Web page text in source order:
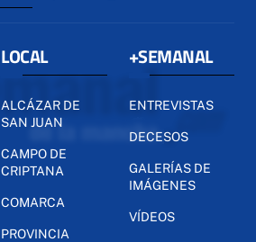
LOCAL
ALCÁZAR DE
SAN JUAN
CAMPO DE
CRIPTANA
COMARCA
PROVINCIA
+SEMANAL
ENTREVISTAS
DECESOS
GALERÍAS DE
IMÁGENES
VÍDEOS